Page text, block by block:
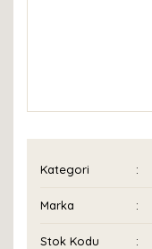
Kategori
Marka
Stok Kodu